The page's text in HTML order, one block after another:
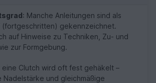
: Manche Anleitungen sind als
(fortgeschritten) gekennzeichnet.
auf Hinweise zu Techniken, Zu- und
zur Formgebung.
eine Clutch wird oft fest gehäkelt –
Nadelstärke und gleichmäßige